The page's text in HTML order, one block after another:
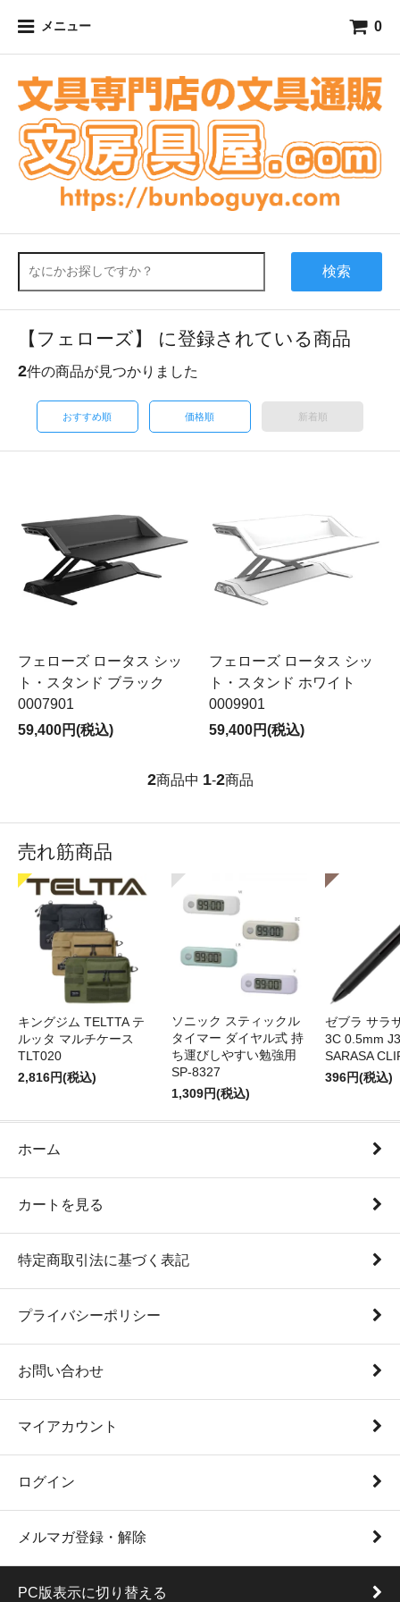
メニュー 0
検索
【フェローズ】 に登録されている商品
2件の商品が見つかりました
おすすめ順 価格順 新着順
フェローズ ロータス シッ
ト・スタンド ブラック
0007901
59,400円(税込)
フェローズ ロータス シッ
ト・スタンド ホワイト
0009901
59,400円(税込)
2商品中 1-2商品
売れ筋商品
キングジム TELTTA テ
ルッタ マルチケース
TLT020
2,816円(税込)
ソニック スティックル
タイマー ダイヤル式 持
ち運びしやすい勉強用
SP-8327
1,309円(税込)
ゼブラ サラ
3C 0.5mm
SARASA
396円(税込)
ホーム
カートを見る
特定商取引法に基づく表記
プライバシーポリシー
お問い合わせ
マイアカウント
ログイン
メルマガ登録・解除
PC版表示に切り替える